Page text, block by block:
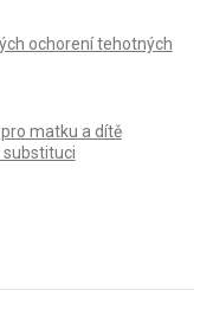
ochorení tehotných
matku a dítě
substituci